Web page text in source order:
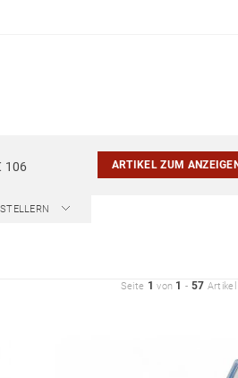
106 ARTIKEL ZUM
Seite 1 von 1 - 57